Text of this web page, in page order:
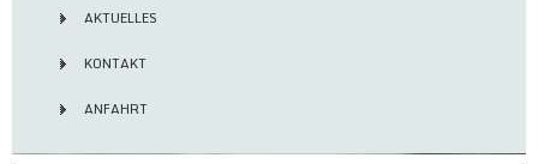
AKTUELLES
KONTAKT
ANFAHRT